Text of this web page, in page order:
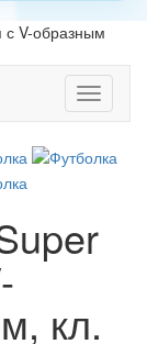
с V-образным
Toggle
кл.